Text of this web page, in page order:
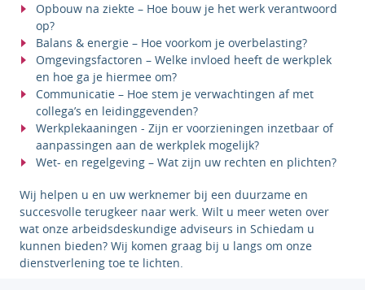
Opbouw na ziekte – Hoe bouw je het werk verantwoord
op?
Balans & energie – Hoe voorkom je overbelasting?
Omgevingsfactoren – Welke invloed heeft de werkplek
en hoe ga je hiermee om?
Communicatie – Hoe stem je verwachtingen af met
collega’s en leidinggevenden?
Werkplekaaningen - Zijn er voorzieningen inzetbaar of
aanpassingen aan de werkplek mogelijk?
Wet- en regelgeving – Wat zijn uw rechten en plichten?
Wij helpen u en uw werknemer bij een duurzame en
succesvolle terugkeer naar werk. Wilt u meer weten over
wat onze arbeidsdeskundige adviseurs in Schiedam u
kunnen bieden? Wij komen graag bij u langs om onze
dienstverlening toe te lichten.